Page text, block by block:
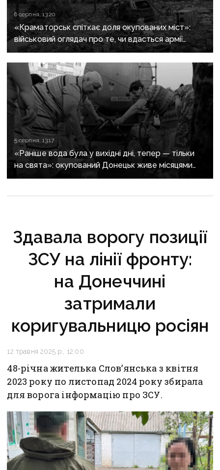
6 серпня, 13:20
«Краматорськ спіткає доля окупованих міст»:
військовий оглядач про те, чи вдасться армії
рф захопити останню агломерацію Донеччини до
кінця 2026 року
5 серпня, 13:17
«Раніше вода була у вихідні дні, тепер — тільки
на свята»: окупований Донецьк живе місяцями
без води
Здавала ворогу позиції
ЗСУ на лінії фронту:
на Донеччині
затримали
коригувальницю росіян
12 травня 2025 р., 12:00
48-річна жителька Слов’янська з квітня
2023 року по листопад 2024 року збирала
для ворога інформацію про ЗСУ.